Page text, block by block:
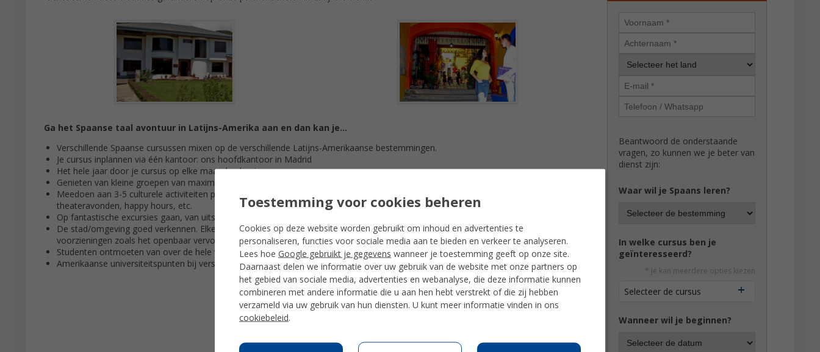
Ga het Spaanse taal avontuur in Latijns-Amerika aan en dan kan je...
Verschillende Spaanse cursussen mixen op de verschillende Latijns-Amerikaanse bestemmingen.
Je cursus inplannen via één kantoor: ons hoofdkantoor in Madrid
Het hele jaar door je cursus op elke maandag beginnen.
Genieten van kleine groepen van maximaal 4-8 studenten per klas.
Meedoen aan 3-5 culturele activiteiten per week zoals danslessen, kook demonstraties, gastsprekers, slide shows, films,
theateravonden, happy hours, etc.
Op fantastische excursies gaan, van uitstapjes naar het strand tot skiën of rondtrekken door Patagonia en meer.
De stad/omgeving goed verkennen. Elke school locatie is zorgvuldig geselecteerd en is gelegen in de buurt van de noodzakelijke
voorzieningen zoals het openbaar vervoer, winkels, restaurants en andere leuke bezienswaardigheden.
Studenten ontmoeten van over de hele wereld.
Amerikaanse universiteitspunten bij verschillende instellingen.
Beantwoord de onderstaande
vragen, zo kunnen we je beter van
dienst zijn:
Waar wil je Spaans leren?
In welke cursus ben je
geïnteresseerd?
* Je kan meerdere opties kiezen
Selecteer de cursus
Wanneer wil je beginnen?
Toestemming voor cookies beheren
Cookies op deze website worden gebruikt om inhoud en advertenties te
personaliseren, functies voor sociale media aan te bieden en verkeer te analyseren.
Lees hoe Google gebruikt je gegevens wanneer je toestemming geeft op onze site.
Daarnaast delen we informatie over uw gebruik van de website met onze partners op
het gebied van sociale media, advertenties en webanalyse, die deze informatie kunnen
combineren met andere informatie die u aan hen hebt verstrekt of die zij hebben
verzameld via uw gebruik van hun diensten. U kunt meer informatie vinden in ons
cookiebeleid.